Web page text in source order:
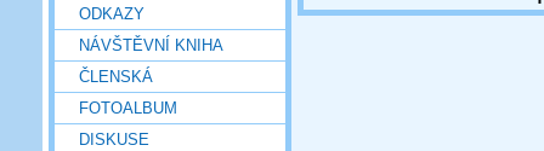
ODKAZY
NÁVŠTĚVNÍ KNIHA
ČLENSKÁ
FOTOALBUM
DISKUSE